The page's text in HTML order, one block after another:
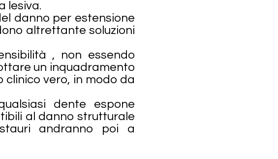
lesiva.
danno per estensione
altrettante soluzioni
, non essendo
un inquadramento
vero, in modo da
dente espone
al danno strutturale
andranno poi a